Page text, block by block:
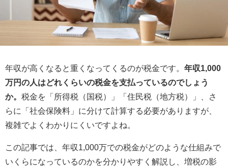
年収が高くなると重くなってくるのが税金です。 年収1,000
万円の人はどれくらいの税金を支払っているのでしょう
か。 税金を「所得税（国税）」「住民税（地方税）」、さ
らに「社会保険料」に分けて計算する必要がありますが、
複雑でよくわかりにくいですよね。
この記事では、年収1,000万での税金がどのような仕組みで
いくらになっているのかを分かりやすく解説し、増税の影